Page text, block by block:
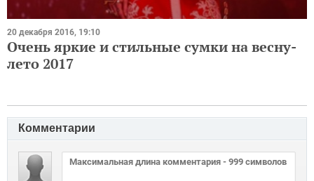
20 декабря 2016, 19:10
Очень яркие и стильные сумки на весну-
лето 2017
Комментарии